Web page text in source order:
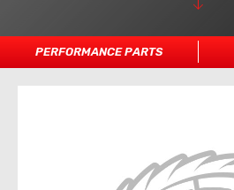
PERFORMANCE PARTS